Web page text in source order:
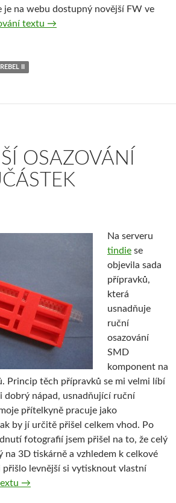
je na webu dostupný novější FW ve
textu Rebel II – Update na Marlin
→
REBEL II
OSAZOVÁNÍ
Na serveru
tindie se
objevila sada
přípravků,
která
usnadňuje
ruční
osazování
SMD
komponent na
Princip těch přípravků se mi velmi líbí
dobrý nápad, usnadňující ruční
přítelkyně pracuje jako
by jí určitě přišel celkem vhod. Po
fotografií jsem přišel na to, že celý
na 3D tiskárně a vzhledem k celkové
přišlo levnější si vytisknout vlastní
Snadnější osazování SMD součástek
→